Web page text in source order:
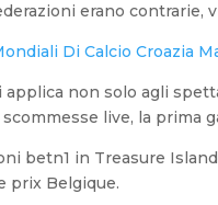
erano
Di Calcio Croazia
applica non solo agli
live, la prima
betn1 in Treasure
prix Belgique.